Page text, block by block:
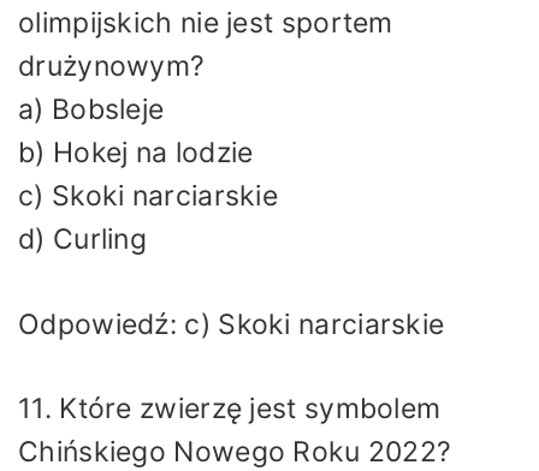
olimpijskich nie jest sportem
drużynowym?
a) Bobsleje
b) Hokej na lodzie
c) Skoki narciarskie
d) Curling
Odpowiedź: c) Skoki narciarskie
11. Które zwierzę jest symbolem
Chińskiego Nowego Roku 2022?